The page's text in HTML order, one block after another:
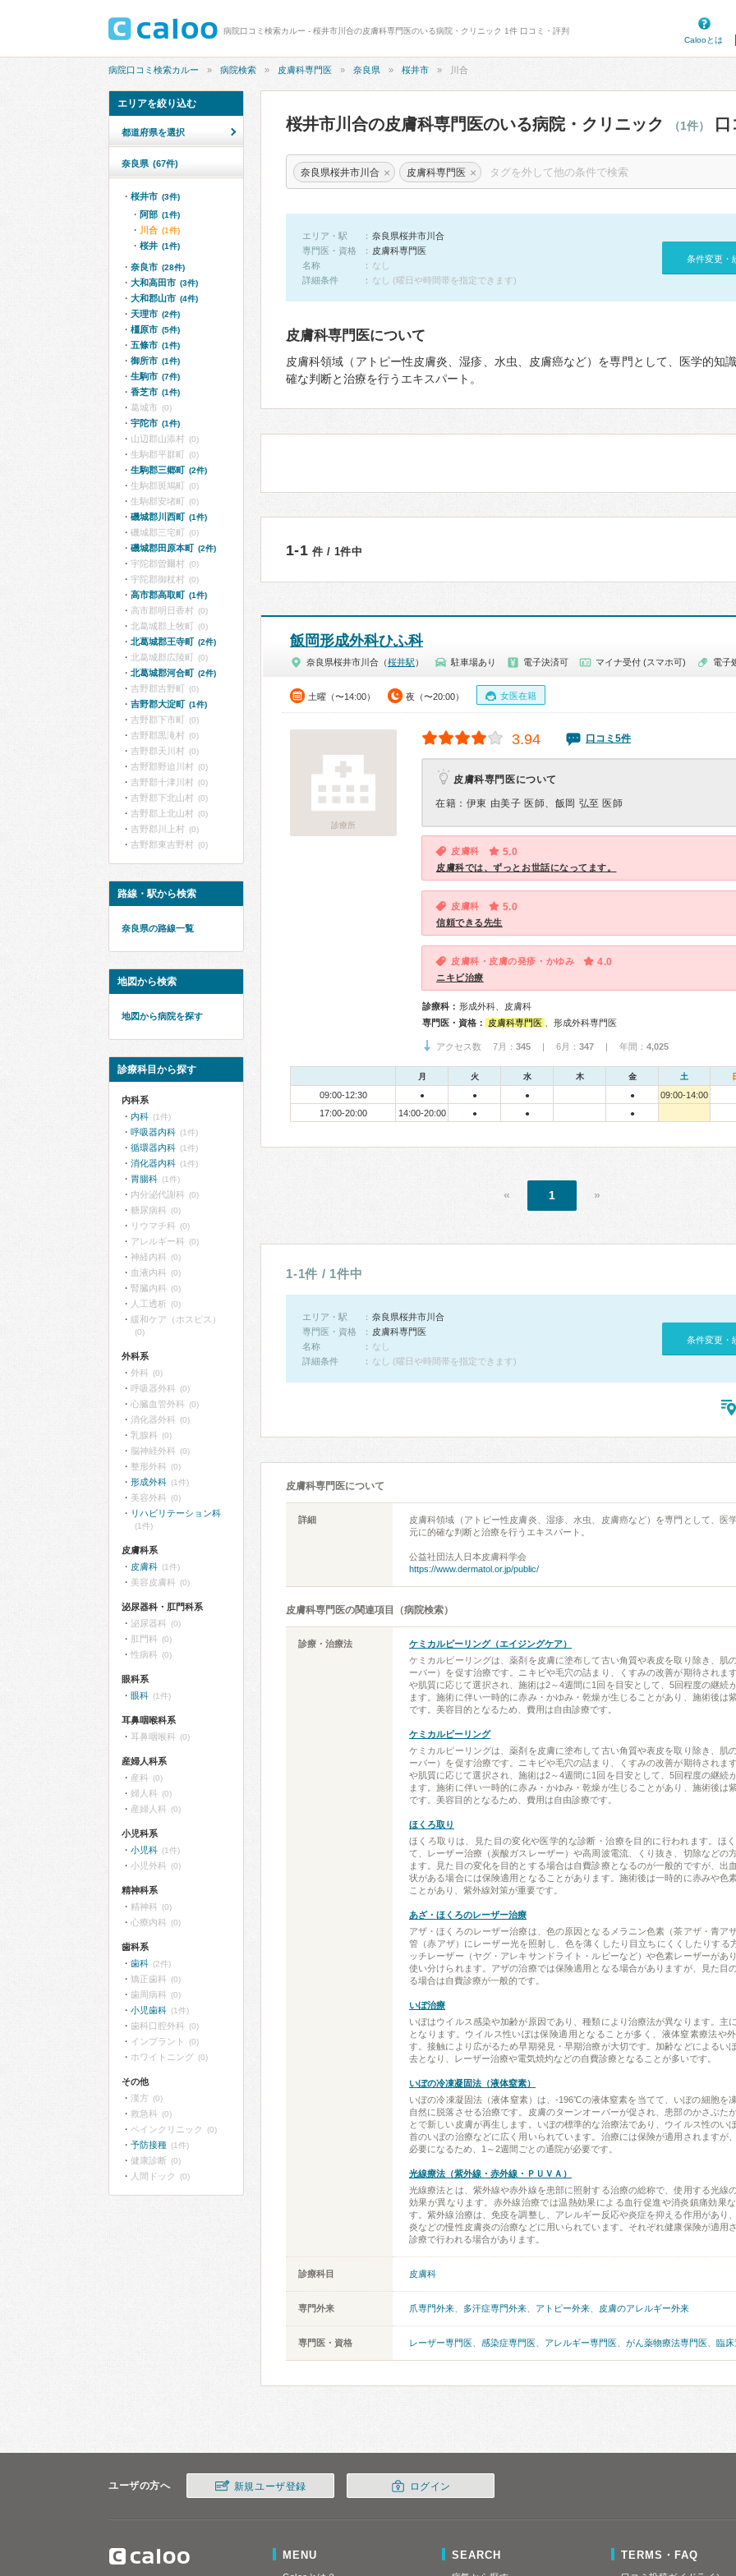
病院口コミ検索カルー - 桜井市川合の皮膚科専門医のいる病院・クリニック 1件 口コミ・評判
Calooとは
病院口コミ検索カルー 病院検索 皮膚科専門医 奈良県 桜井市 川合
桜井市川合の皮膚科専門医のいる病院・クリニック （1件）
奈良県桜井市川合 × 皮膚科専門医 ×
エリア・駅
奈良県桜井市川合
専門医・資格
皮膚科専門医
名称
なし
詳細条件
なし (曜日や時間帯を指定できます)
条件変更・
皮膚科専門医について
皮膚科領域（アトピー性皮膚炎、湿疹、水虫、皮膚癌など）を専門として、医学的知
確な判断と治療を行うエキスパート。
1-1 件 / 1件中
飯岡形成外科ひふ科
奈良県桜井市川合（桜井駅 ） 駐車場あり 電子決済可 マイナ受付 (スマホ可) 電子
土曜（〜14:00） 夜（〜20:00） 女医在籍
診療所
3.94 口コミ5件
皮膚科専門医について
在籍：伊東 由美子 医師、飯岡 弘至 医師
皮膚科 5.0
皮膚科では、ずっとお世話になってます。
皮膚科 5.0
信頼できる先生
皮膚科・皮膚の発疹・かゆみ 4.0
ニキビ治療
診療科： 形成外科、皮膚科
専門医・資格：
皮膚科専門医 、形成外科専門医
アクセス数 7月： 345 | 6月： 347 | 年間： 4,025
月 火 水 木 金 土
09:00-12:30 ● ● ● ●
09:00-14:00
17:00-20:00
14:00-20:00 ● ● ●
« 1 »
1-1件 / 1件中
エリア・駅
奈良県桜井市川合
専門医・資格
皮膚科専門医
名称
なし
詳細条件
なし (曜日や時間帯を指定できます)
条件変更・
皮膚科専門医について
詳細
皮膚科領域（アトピー性皮膚炎、湿疹、水虫、皮膚癌など）を専門として、医
元に的確な判断と治療を行うエキスパート。
公益社団法人日本皮膚科学会
https://www.dermatol.or.jp/public/
皮膚科専門医の関連項目（病院検索）
診療・治療法
ケミカルピーリング（エイジングケア）
ケミカルピーリングは、薬剤を皮膚に塗布して古い角質や表皮を取り除き、肌
ーバー）を促す治療です。ニキビや毛穴の詰まり、くすみの改善が期待されま
や肌質に応じて選択され、施術は2～4週間に1回を目安として、5回程度の継続
ます。施術に伴い一時的に赤み・かゆみ・乾燥が生じることがあり、施術後は
です。美容目的となるため、費用は自由診療です。
ケミカルピーリング
ケミカルピーリングは、薬剤を皮膚に塗布して古い角質や表皮を取り除き、肌
ーバー）を促す治療です。ニキビや毛穴の詰まり、くすみの改善が期待されま
や肌質に応じて選択され、施術は2～4週間に1回を目安として、5回程度の継続
ます。施術に伴い一時的に赤み・かゆみ・乾燥が生じることがあり、施術後は
です。美容目的となるため、費用は自由診療です。
ほくろ取り
ほくろ取りは、見た目の変化や医学的な診断・治療を目的に行われます。ほ
て、レーザー治療（炭酸ガスレーザー）や高周波電流、くり抜き、切除などの
ます。見た目の変化を目的とする場合は自費診療となるのが一般的ですが、出
状がある場合には保険適用となることがあります。施術後は一時的に赤みや色
ことがあり、紫外線対策が重要です。
あざ・ほくろのレーザー治療
アザ・ほくろのレーザー治療は、色の原因となるメラニン色素（茶アザ・青ア
管（赤アザ）にレーザー光を照射し、色を薄くしたり目立ちにくくしたりする
ッチレーザー（ヤグ・アレキサンドライト・ルビーなど）や色素レーザーがあ
使い分けられます。アザの治療では保険適用となる場合がありますが、見た目
る場合は自費診療が一般的です。
いぼ治療
いぼはウイルス感染や加齢が原因であり、種類により治療法が異なります。主
となります。ウイルス性いぼは保険適用となることが多く、液体窒素療法や
す。接触により広がるため早期発見・早期治療が大切です。加齢などによるい
去となり、レーザー治療や電気焼灼などの自費診療となることが多いです。
いぼの冷凍凝固法（液体窒素）
いぼの冷凍凝固法（液体窒素）は、-196℃の液体窒素を当てて、いぼの細胞を
自然に脱落させる治療です。皮膚のターンオーバーが促され、患部のかさぶた
とで新しい皮膚が再生します。いぼの標準的な治療法であり、ウイルス性のい
首のいぼの治療などに広く用いられています。治療には保険が適用されますが
必要になるため、1～2週間ごとの通院が必要です。
光線療法（紫外線・赤外線・ＰＵＶＡ）
光線療法とは、紫外線や赤外線を患部に照射する治療の総称で、使用する光線
効果が異なります。赤外線治療では温熱効果による血行促進や消炎鎮痛効果
す。紫外線治療は、免疫を調整し、アレルギー反応や炎症を抑える作用があり
炎などの慢性皮膚炎の治療などに用いられています。それぞれ健康保険が適用
診療で行われる場合があります。
診療科目 皮膚科
専門外来 爪専門外来 多汗症専門外来 アトピー外来 皮膚のアレルギー外来
専門医・資格 レーザー専門医 感染症専門医 アレルギー専門医 がん薬物療法専門医 臨床
エリアを絞り込む
都道府県を選択
奈良県 (67件)
桜井市 (3件)
阿部 (1件)
川合 (1件)
桜井 (1件)
奈良市 (28件)
大和高田市 (3件)
大和郡山市 (4件)
天理市 (2件)
橿原市 (5件)
五條市 (1件)
御所市 (1件)
生駒市 (7件)
香芝市 (1件)
葛城市 (0)
宇陀市 (1件)
山辺郡山添村 (0)
生駒郡平群町 (0)
生駒郡三郷町 (2件)
生駒郡斑鳩町 (0)
生駒郡安堵町 (0)
磯城郡川西町 (1件)
磯城郡三宅町 (0)
磯城郡田原本町 (2件)
宇陀郡曽爾村 (0)
宇陀郡御杖村 (0)
高市郡高取町 (1件)
高市郡明日香村 (0)
北葛城郡上牧町 (0)
北葛城郡王寺町 (2件)
北葛城郡広陵町 (0)
北葛城郡河合町 (2件)
吉野郡吉野町 (0)
吉野郡大淀町 (1件)
吉野郡下市町 (0)
吉野郡黒滝村 (0)
吉野郡天川村 (0)
吉野郡野迫川村 (0)
吉野郡十津川村 (0)
吉野郡下北山村 (0)
吉野郡上北山村 (0)
吉野郡川上村 (0)
吉野郡東吉野村 (0)
路線・駅から検索
奈良県の路線一覧
地図から検索
地図から病院を探す
診療科目から探す
内科系
内科 (1件)
呼吸器内科 (1件)
循環器内科 (1件)
消化器内科 (1件)
胃腸科 (1件)
内分泌代謝科 (0)
糖尿病科 (0)
リウマチ科 (0)
アレルギー科 (0)
神経内科 (0)
血液内科 (0)
腎臓内科 (0)
人工透析 (0)
緩和ケア（ホスピス）
(0)
外科系
外科 (0)
呼吸器外科 (0)
心臓血管外科 (0)
消化器外科 (0)
乳腺科 (0)
脳神経外科 (0)
整形外科 (0)
形成外科 (1件)
美容外科 (0)
リハビリテーション科
(1件)
皮膚科系
皮膚科 (1件)
美容皮膚科 (0)
泌尿器科・肛門科系
泌尿器科 (0)
肛門科 (0)
性病科 (0)
眼科系
眼科 (1件)
耳鼻咽喉科系
耳鼻咽喉科 (0)
産婦人科系
産科 (0)
婦人科 (0)
産婦人科 (0)
小児科系
小児科 (1件)
小児外科 (0)
精神科系
精神科 (0)
心療内科 (0)
歯科系
歯科 (2件)
矯正歯科 (0)
歯周病科 (0)
小児歯科 (1件)
歯科口腔外科 (0)
インプラント (0)
ホワイトニング (0)
その他
漢方 (0)
救急科 (0)
ペインクリニック (0)
予防接種 (1件)
健康診断 (0)
人間ドック (0)
ユーザの方へ 新規ユーザ登録 ログイン
MENU SEARCH TERMS・FAQ